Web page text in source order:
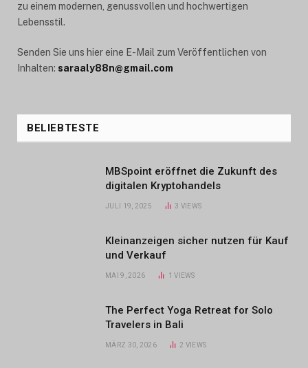
zu einem modernen, genussvollen und hochwertigen
Lebensstil.
Senden Sie uns hier eine E-Mail zum Veröffentlichen von
Inhalten: saraaly88n@gmail.com
BELIEBTESTE
MBSpoint eröffnet die Zukunft des
digitalen Kryptohandels
JULI 19, 2025 3 VIEWS
Kleinanzeigen sicher nutzen für Kauf
und Verkauf
MAI 9, 2026 1 VIEWS
The Perfect Yoga Retreat for Solo
Travelers in Bali
MÄRZ 30, 2026 2 VIEWS